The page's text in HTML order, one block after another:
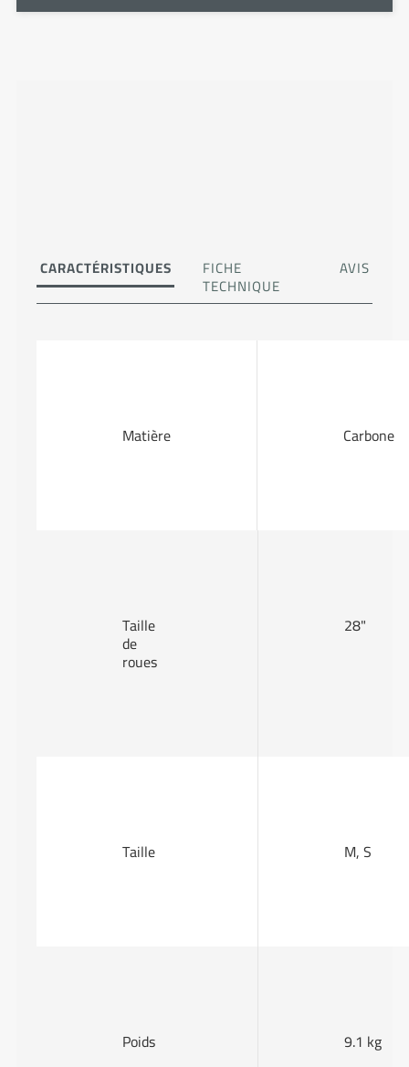
CARACTÉRISTIQUES FICHE
TECHNIQUE
AVIS
Matière Carbone
Taille
de
roues
28"
Taille M, S
Poids 9.1 kg